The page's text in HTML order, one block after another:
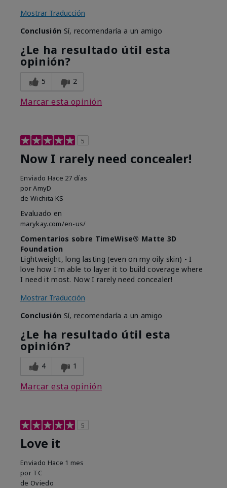
Mostrar Traducción
Conclusión Sí, recomendaría a un amigo
¿Le ha resultado útil esta
opinión?
5 2
Marcar esta opinión
5
Now I rarely need concealer!
Enviado Hace 27 días
porAmyD
de Wichita KS
Evaluado en
marykay.com/en-us/
Comentarios sobre TimeWise® Matte 3D
Foundation
Lightweight, long lasting (even on my oily skin) - I
love how I'm able to layer it to build coverage where
I need it most. Now I rarely need concealer!
Mostrar Traducción
Conclusión Sí, recomendaría a un amigo
¿Le ha resultado útil esta
opinión?
4 1
Marcar esta opinión
5
Love it
Enviado Hace 1 mes
por TC
de Oviedo